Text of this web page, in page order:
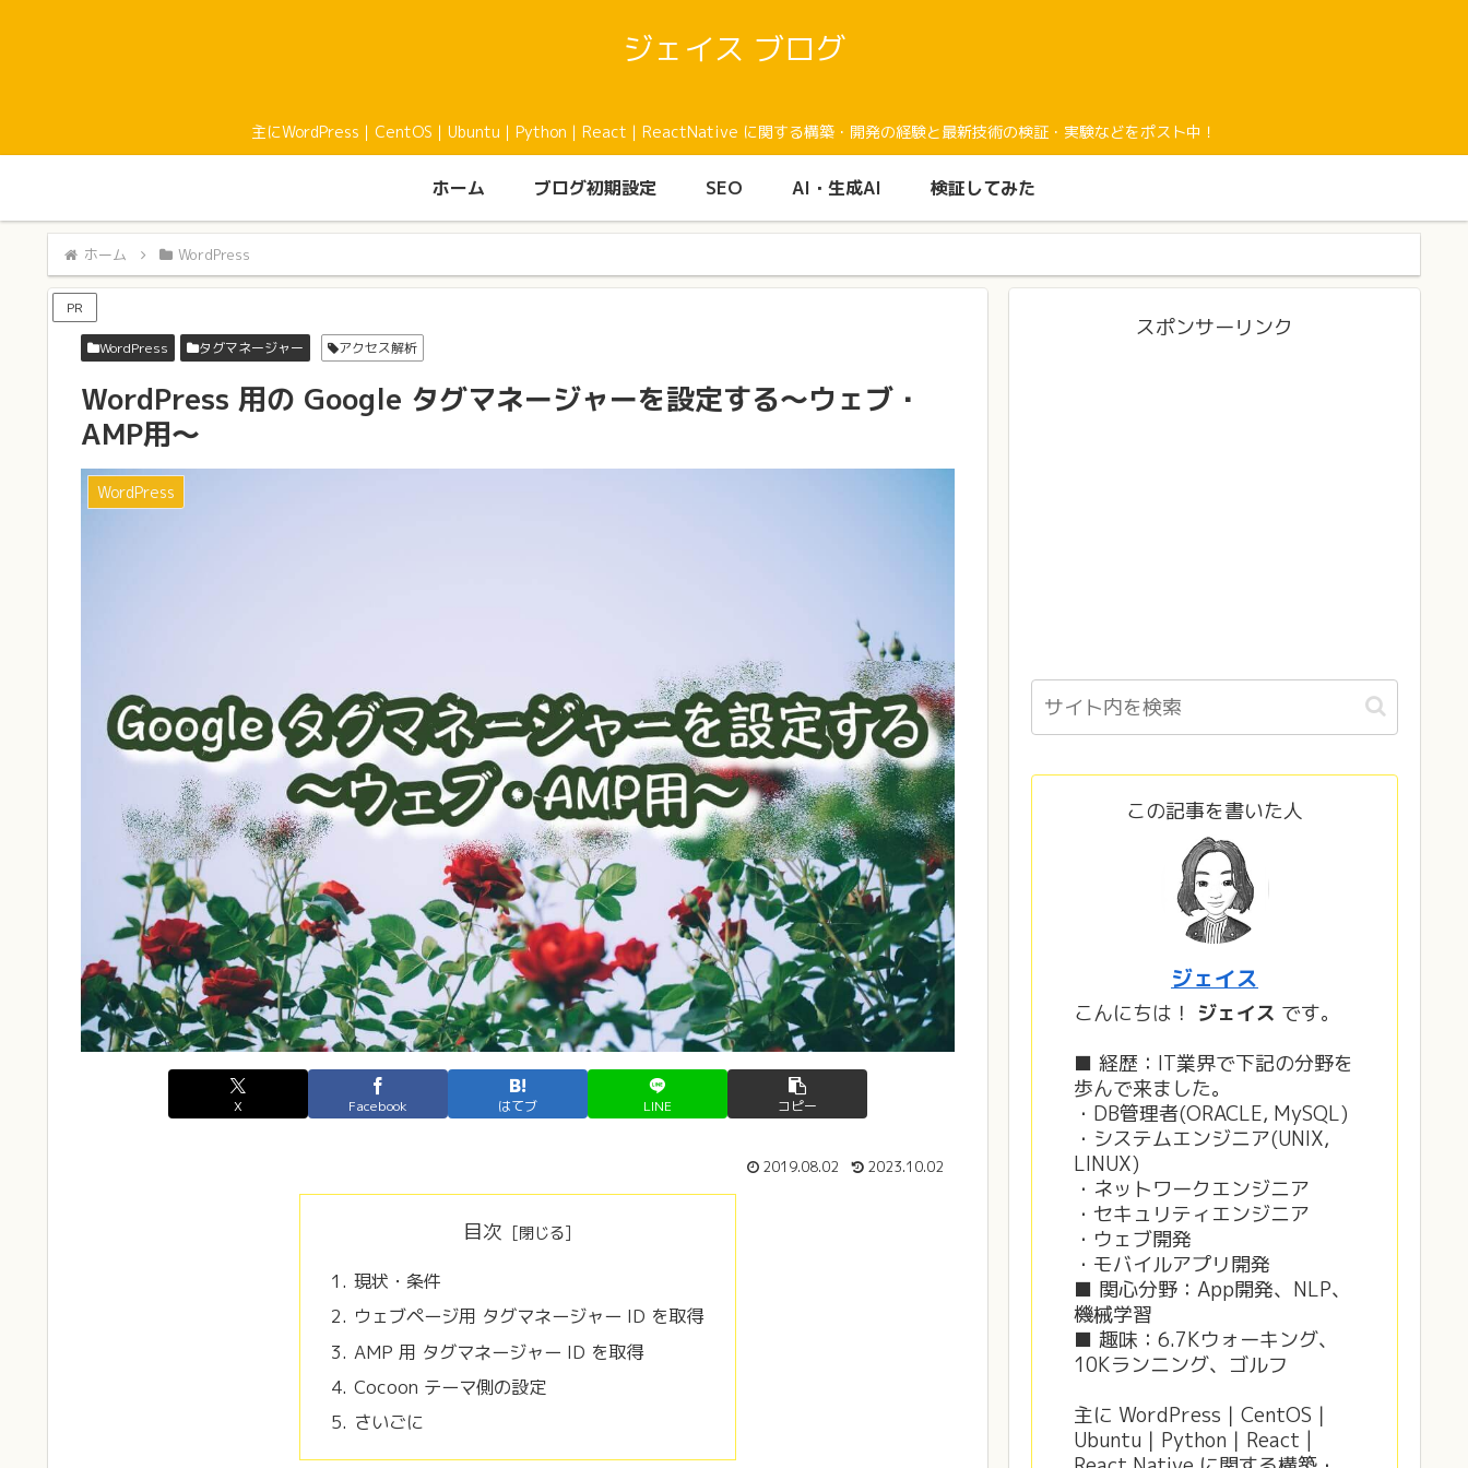
ジェイス ブログ
主にWordPress｜CentOS｜Ubuntu｜Python｜React｜ReactNative に関する構築・開発の経験と最新技術の検証・実験などをポスト中！
ホーム ブログ初期設定 SEO AI・生成AI 検証してみた
ホーム WordPress
PR
WordPress タグマネージャー アクセス解析
WordPress 用の Google タグマネージャーを設定する〜ウェブ・
AMP用〜
WordPress
X Facebook はてブ LINE コピー
2019.08.02 2023.10.02
目次
現状・条件
ウェブページ用 タグマネージャー ID を取得
AMP 用 タグマネージャー ID を取得
Cocoon テーマ側の設定
さいごに
スポンサーリンク
この記事を書いた人
ジェイス
こんにちは！ ジェイス です。
■ 経歴：IT業界で下記の分野を
歩んで来ました。
・DB管理者(ORACLE, MySQL)
・システムエンジニア(UNIX,
LINUX)
・ネットワークエンジニア
・セキュリティエンジニア
・ウェブ開発
・モバイルアプリ開発
■ 関心分野：App開発、NLP、
機械学習
■ 趣味：6.7Kウォーキング、
10Kランニング、ゴルフ
主に WordPress｜CentOS｜
Ubuntu｜Python｜React |